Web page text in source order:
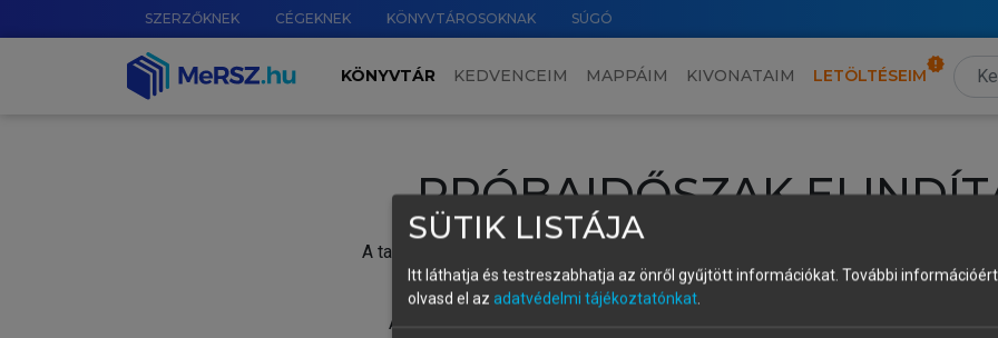
SZERZŐKNEK CÉGEKNEK KÖNYVTÁROSOKNAK SÚGÓ
KÖNYVTÁR KEDVENCEIM MAPPÁIM KIVONATAIM LETÖLTÉSEIM
PRÓBAIDŐSZAK
A tartalom megtekintéséhez lépj be a saját fiókoddal, iskolai azonosítóddal vagy
Új felhasználóként1 óra díjmentes hozzáférésrevagy
A próbaidőszak elindításához,
vagy hozz
SÜTIK LISTÁJA
Itt láthatja és testreszabhatja az önről gyűjtött információkat. További
olvasd el az adatvédelmi tájékoztatónkat.